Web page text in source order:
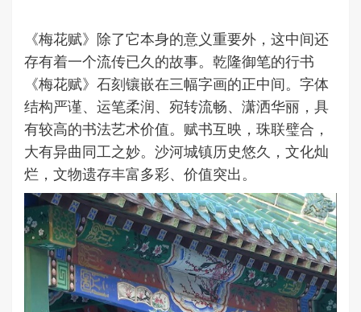
《梅花赋》除了它本身的意义重要外，这中间还
存有着一个流传已久的故事。乾隆御笔的行书
《梅花赋》石刻镶嵌在三幅字画的正中间。字体
结构严谨、运笔柔润、宛转流畅、潇洒华丽，具
有较高的书法艺术价值。赋书互映，珠联璧合，
大有异曲同工之妙。沙河城镇历史悠久，文化灿
烂，文物遗存丰富多彩、价值突出。